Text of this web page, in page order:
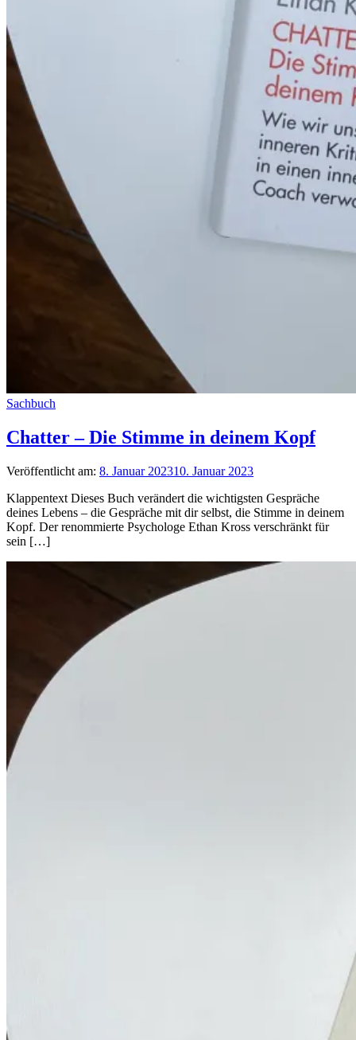
Sachbuch
Chatter – Die Stimme in deinem Kopf
Veröffentlicht am: 8. Januar 202310. Januar 2023
Klappentext Dieses Buch verändert die wichtigsten Gespräche
deines Lebens – die Gespräche mit dir selbst, die Stimme in deinem
Kopf. Der renommierte Psychologe Ethan Kross verschränkt für
sein […]